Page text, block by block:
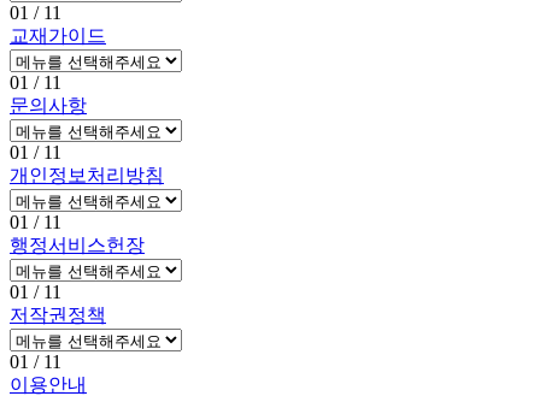
01 / 11
교재가이드
01 / 11
문의사항
01 / 11
개인정보처리방침
01 / 11
행정서비스헌장
01 / 11
저작권정책
01 / 11
이용안내